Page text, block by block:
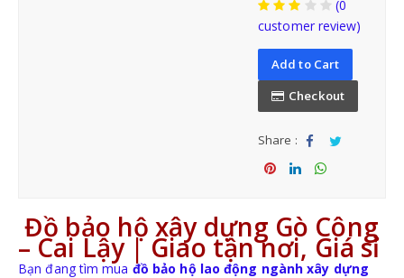
(0
customer review)
Add to Cart
Checkout
Share :
Sha Tw
re
re
Đồ bảo hộ xây dựng Gò Công
– Cai Lậy | Giao tận nơi, Giá sỉ
Bạn đang tìm mua đồ bảo hộ lao động ngành xây dựng